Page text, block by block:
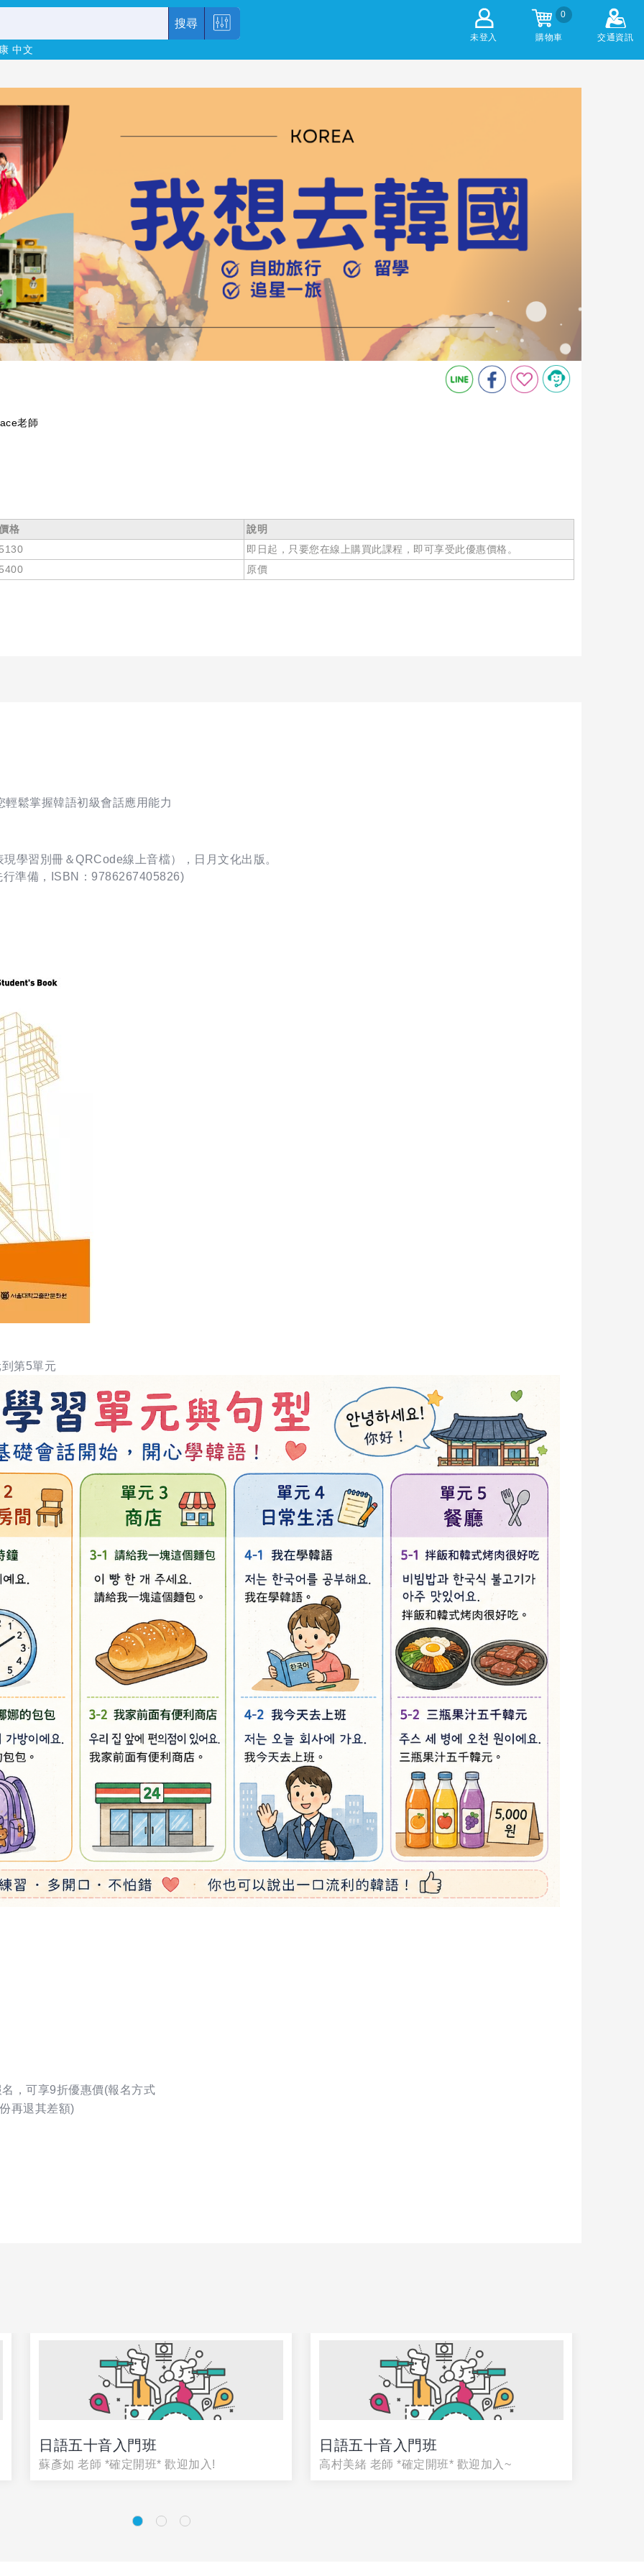
未登入
0
購物車 交通資訊
搜尋
中文
老師
格
說明
即日起，只要您在線上購買此課程，即可享受此優惠價格。
原價
鬆掌握韓語初級會話應用能力
學習別冊＆QRCode線上音檔），日月文化出版。
準備，ISBN：9786267405826)
第5單元
，可享9折優惠價(報名方式
再退其差額)
日語五十音入門班
蘇彥如 老師 *確定開班* 歡迎加入!
日語五十音入門班
高村美緒 老師 *確定開班* 歡迎加入~